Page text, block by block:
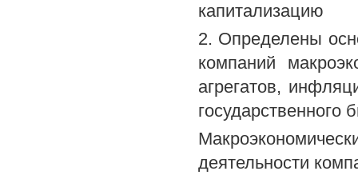
капитализацию
2. Определены
компаний
агрегатов,
государственного
деятельности